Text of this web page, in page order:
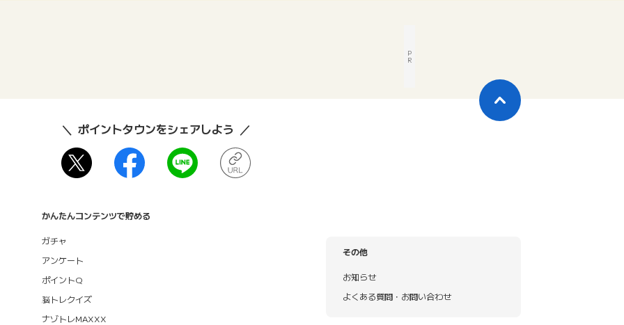
P
R
ポイントタウンをシェアしよう
かんたんコンテンツで貯める
ガチャ
アンケート
ポイントQ
脳トレクイズ
ナゾトレMAXXX
その他
お知らせ
よくある質問・お問い合わせ